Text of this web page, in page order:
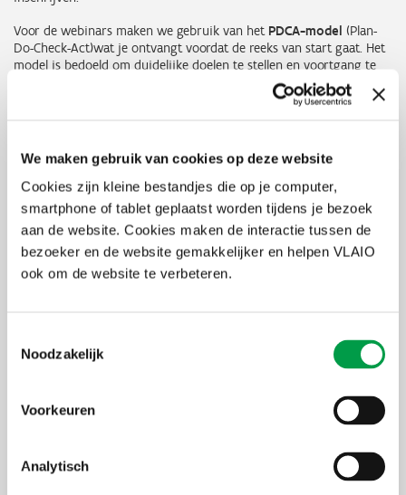
We maken gebruik van cookies op deze website
Cookies zijn kleine bestandjes die op je computer,
smartphone of tablet geplaatst worden tijdens je bezoek
aan de website. Cookies maken de interactie tussen de
bezoeker en de website gemakkelijker en helpen VLAIO
ook om de website te verbeteren.
Noodzakelijk
Voorkeuren
Analytisch
Voor de webinars maken we gebruik van het PDCA-model (Plan-
Do-Check-Act)wat je ontvangt voordat de reeks van start gaat. Het
model is bedoeld om duidelijke doelen te stellen en voortgang te
persoonlijke begeleiding
tijdens belmomenten horen we graag of je stappen hebt kunnen
Ten slotte voorzien we een verdiepingssessie vergroening
in Mundo Matongé doorgaat. Hier ontdek je een toonvoorbeeld van
een ecologische tuin. Maar we gaan ook praktisch met je aan de
slag rond jouw eigen buitenruimte aan de hand van foto’s,
plannetjes, … Zo ga je weer buiten met een voorstel voor een
hedendaagse, biodiverse en klimaatbestendige inrichting.
Gasten betrekken bij je duurzaamheidsacties.
Voor wie?
B&B-eigenaars,
vakantiehuisuitbaters en kleine hoteliers
die duurzaamheid een